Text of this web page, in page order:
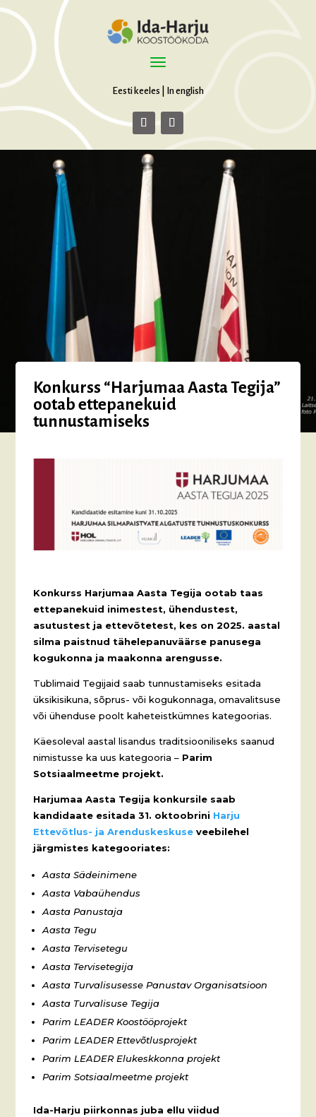
Eesti keeles In english
Konkurss “Harjumaa Aasta Tegija”
ootab ettepanekuid
tunnustamiseks
Konkurss Harjumaa Aasta Tegija ootab taas
ettepanekuid inimestest, ühendustest,
asutustest ja ettevõtetest, kes on 2025. aastal
silma paistnud tähelepanuväärse panusega
kogukonna ja maakonna arengusse.
Tublimaid Tegijaid saab tunnustamiseks esitada
üksikisikuna, sõprus- või kogukonnaga, omavalitsuse
või ühenduse poolt kaheteistkümnes kategoorias.
Käesoleval aastal lisandus traditsiooniliseks saanud
nimistusse ka uus kategooria – Parim
Sotsiaalmeetme projekt.
Harjumaa Aasta Tegija konkursile saab
kandidaate esitada 31. oktoobrini Harju
Ettevõtlus- ja Arenduskeskuseveebilehel
järgmistes kategooriates:
Aasta Sädeinimene
Aasta Vabaühendus
Aasta Panustaja
Aasta Tegu
Aasta Tervisetegu
Aasta Tervisetegija
Aasta Turvalisusesse Panustav Organisatsioon
Aasta Turvalisuse Tegija
Parim LEADER Koostööprojekt
Parim LEADER Ettevõtlusprojekt
Parim LEADER Elukeskkonna projekt
Parim Sotsiaalmeetme projekt
Ida-Harju piirkonnas juba ellu viidud